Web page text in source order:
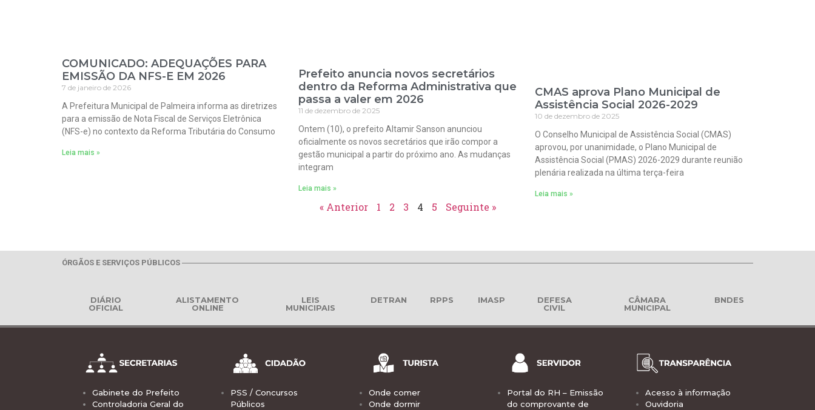
COMUNICADO: ADEQUAÇÕES PARA
EMISSÃO DA NFS-E EM 2026
7 de janeiro de 2026
A Prefeitura Municipal de Palmeira informa as diretrizes
para a emissão de Nota Fiscal de Serviços Eletrônica
(NFS-e) no contexto da Reforma Tributária do Consumo
Leia mais »
Prefeito anuncia novos secretários
dentro da Reforma Administrativa que
passa a valer em 2026
11 de dezembro de 2025
Ontem (10), o prefeito Altamir Sanson anunciou
oficialmente os novos secretários que irão compor a
gestão municipal a partir do próximo ano. As mudanças
integram
Leia mais »
CMAS aprova Plano Municipal de
Assistência Social 2026-2029
10 de dezembro de 2025
O Conselho Municipal de Assistência Social (CMAS)
aprovou, por unanimidade, o Plano Municipal de
Assistência Social (PMAS) 2026-2029 durante reunião
plenária realizada na última terça-feira
Leia mais »
« Anterior 1 2 3 4 5 Seguinte »
ÓRGÃOS E SERVIÇOS PÚBLICOS
DIÁRIO
OFICIAL
ALISTAMENTO
ONLINE
LEIS
MUNICIPAIS
DETRAN RPPS IMASP
DEFESA
CIVIL
CÂMARA
MUNICIPAL
BNDES
Gabinete do Prefeito
Controladoria Geral do
PSS / Concursos
Públicos
Onde comer
Onde dormir
Portal do RH – Emissão
do comprovante de
Acesso à informação
Ouvidoria